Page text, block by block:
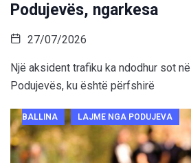
Podujevës, ngarkesa
27/07/2026
Një aksident trafiku ka ndodhur sot
Podujevës, ku është përfshirë
BALLINA LAJME NGA PODUJEVA